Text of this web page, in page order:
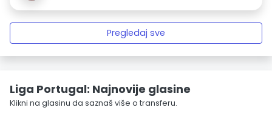
Pregledaj sve
Liga Portugal: Najnovije glasine
Klikni na glasinu da saznaš više o transferu.